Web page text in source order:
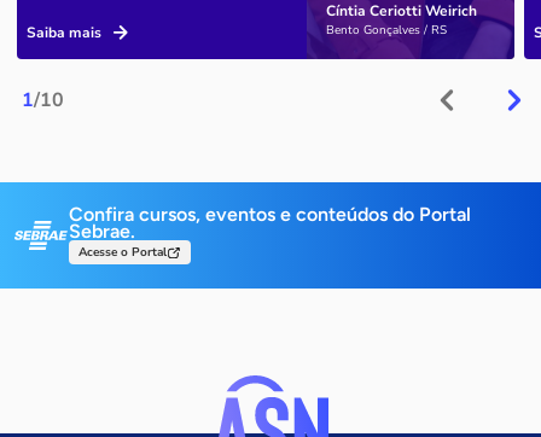
1/10
Cíntia Ceriotti Weirich
Bento Gonçalves / RS
Saiba mais
Confira cursos, eventos e conteúdos do Portal
Sebrae.
Acesse o Portal